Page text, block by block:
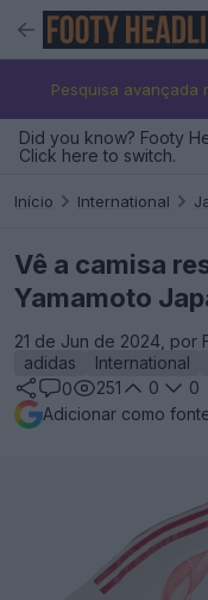
Pesquisa avançada
Did you know? Footy
Click here to switch.
Início International
Vê a camisa
Yamamoto
21 de Jun de 2024, por
adidas
International
0
251 0
0
Adicionar como